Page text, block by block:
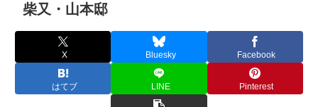
柴又・山本邸
X Bluesky Facebook
はてブ LINE Pinterest